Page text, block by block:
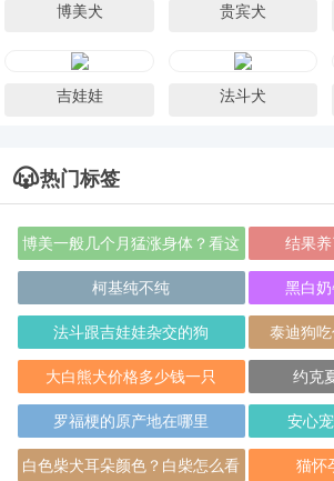
博美犬 贵宾犬
吉娃娃 法斗犬
热门标签
博美一般几个月猛涨身体？看这
里
结果
柯基纯不纯 黑白
法斗跟吉娃娃杂交的狗 泰迪狗
大白熊犬价格多少钱一只 约克
罗福梗的原产地在哪里 安心
白色柴犬耳朵颜色？白柴怎么看 猫怀